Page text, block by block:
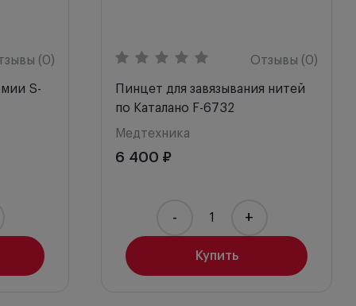
(0)
S-
Отзывы (0)
Пинцет для завязывания нитей
по Каталано F-6732
Медтехника
6 400 ₽
Купить
- +